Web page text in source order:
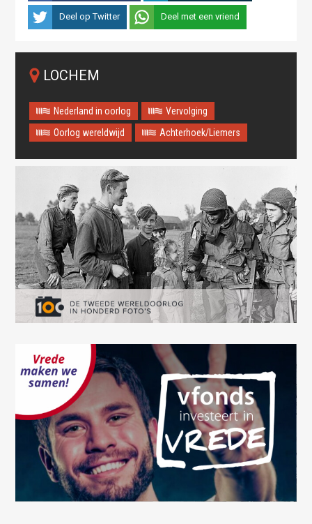
Deel op Twitter Deel met een vriend
LOCHEM
Nederland in oorlog
Vervolging
Oorlog wereldwijd
Achterhoek/Liemers